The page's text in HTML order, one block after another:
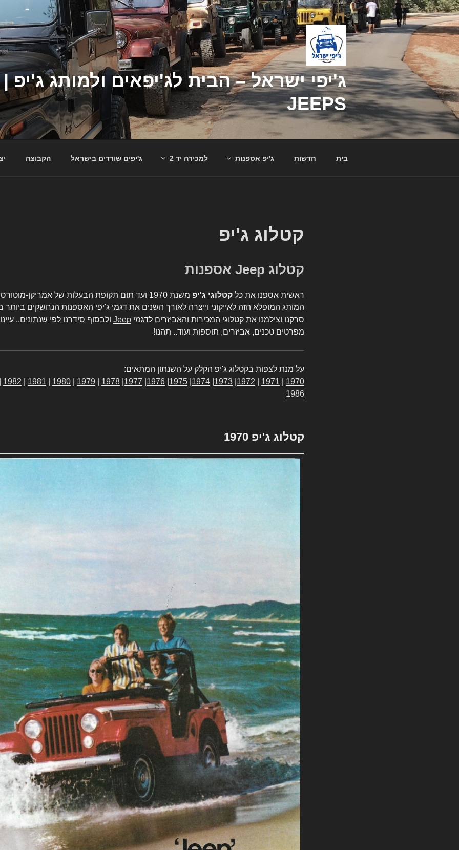
דילוג
לתוכן
JEEPS
בית חדשות ג'יפ אספנות למכירה יד 2 ג'יפים שורדים בישראל הקבוצה
קטלוג ג'יפ
קטלוג Jeep אספנות
ראשית אספנו את כל קטלוגי ג'יפ
משנת 1970 ועד תום תקופת הבעלות של אמריקן-
המותג המופלא הזה לאייקוני וייצרה לאורך השנים את דגמי ג'יפי האספנות הנחשקים
סרקנו וצילמנו את קטלוגי המכירות והאביזרים לדגמי Jeep ולבסוף סידרנו לפי שנתונים..
מפרטים טכנים, אביזרים, תוספות ועוד.. תהנו!
על מנת לצפות בקטלוג ג'יפ הקלק על השנתון המתאים:
1970
1971
1972
1973
1974
1975
1976
1977
1978
1979
1980
1981
1982
1986
קטלוג ג'יפ 1970